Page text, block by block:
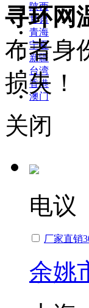
陕西
甘肃
青海
宁夏
新疆
台湾
香港
澳门
寻环网
布者身
损失！
关闭
电议
厂家直销
余姚